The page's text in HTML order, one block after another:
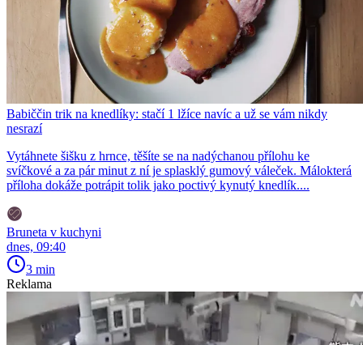
Babiččin trik na knedlíky: stačí 1 lžíce navíc a už se vám nikdy
nesrazí
Vytáhnete šišku z hrnce, těšíte se na nadýchanou přílohu ke
svíčkové a za pár minut z ní je splasklý gumový váleček. Málokterá
příloha dokáže potrápit tolik jako poctivý kynutý knedlík....
Bruneta v kuchyni
dnes, 09:40
3 min
Reklama